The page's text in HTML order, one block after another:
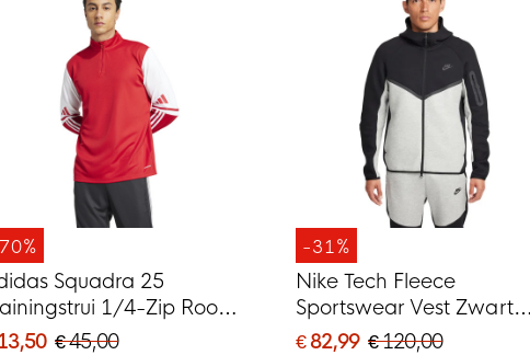
Squadra 25
1/4-Zip Rood
€ 45,00
-31%
Nike Tech Fleece
Sportswear Vest Zwart
Lichtgrijs
€ 82,99 € 120,00